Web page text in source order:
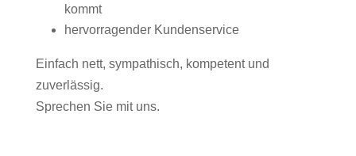
kommt
hervorragender Kundenservice
Einfach nett, sympathisch, kompetent und
zuverlässig.
Sprechen Sie mit uns.